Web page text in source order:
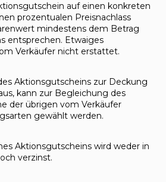
auf einen konkreten
prozentualen Preisnachlass
mindestens dem Betrag
entsprechen. Etwaiges
Verkäufer nicht erstattet.
Aktionsgutscheins zur Deckung
kann zur Begleichung des
der übrigen vom Verkäufer
gewählt werden.
Aktionsgutscheins wird weder in
verzinst.